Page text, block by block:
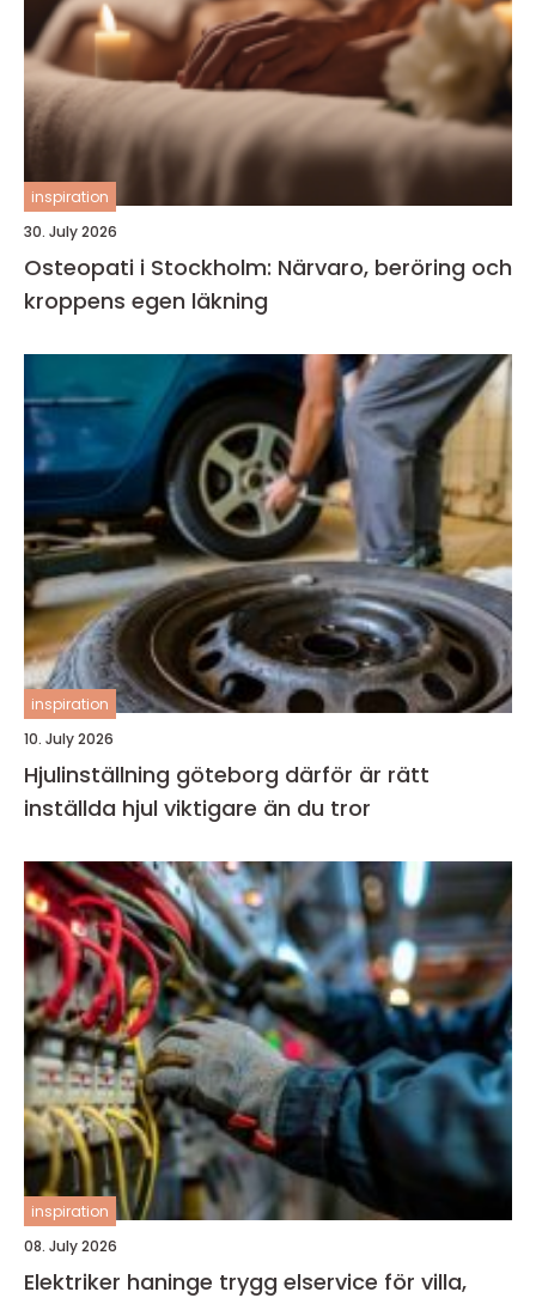
inspiration
30. July 2026
Osteopati i Stockholm: Närvaro, beröring och
kroppens egen läkning
inspiration
10. July 2026
Hjulinställning göteborg därför är rätt
inställda hjul viktigare än du tror
inspiration
08. July 2026
Elektriker haninge trygg elservice för villa,